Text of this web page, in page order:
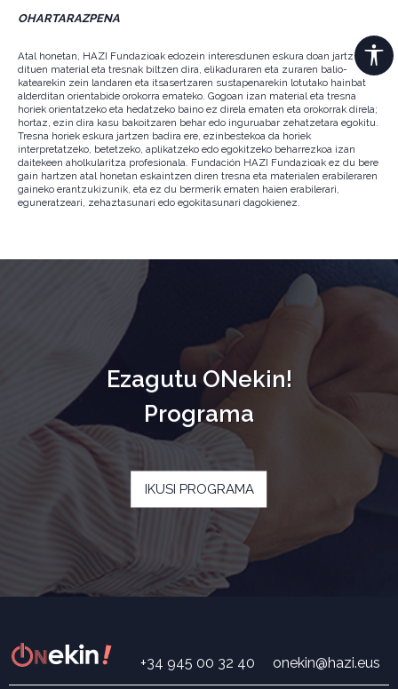
OHARTARAZPENA
Atal honetan, HAZI Fundazioak edozein interesdunen eskura doan jartzen
dituen material eta tresnak biltzen dira, elikaduraren eta zuraren balio-
katearekin zein landaren eta itsasertzaren sustapenarekin lotutako hainbat
alderditan orientabide orokorra emateko. Gogoan izan material eta tresna
horiek orientatzeko eta hedatzeko baino ez direla ematen eta orokorrak direla;
hortaz, ezin dira kasu bakoitzaren behar edo inguruabar zehatzetara egokitu.
Tresna horiek eskura jartzen badira ere, ezinbestekoa da horiek
interpretatzeko, betetzeko, aplikatzeko edo egokitzeko beharrezkoa izan
daitekeen aholkularitza profesionala. Fundación HAZI Fundazioak ez du bere
gain hartzen atal honetan eskaintzen diren tresna eta materialen erabileraren
gaineko erantzukizunik, eta ez du bermerik ematen haien erabilerari,
eguneratzeari, zehaztasunari edo egokitasunari dagokienez.
Ezagutu ONekin!
Programa
IKUSI PROGRAMA
+34 945 00 32 40 onekin@hazi.eus